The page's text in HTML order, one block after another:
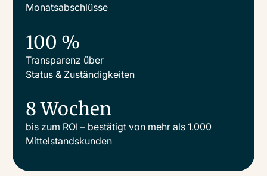
Monatsabschlüsse
100 %
Transparenz über
Status & Zuständigkeiten
8 Wochen
bis zum ROI – bestätigt von mehr als 1.000
Mittelstandskunden